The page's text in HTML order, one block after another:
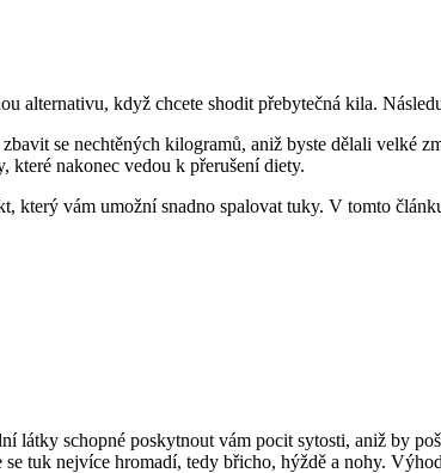
alternativu, když chcete shodit přebytečná kila.
se nechtěných kilogramů, aniž byste dělali velké
které nakonec vedou k přerušení diety.
který vám umožní snadno spalovat tuky. V tomto
látky schopné poskytnout vám pocit sytosti, aniž by
tuk nejvíce hromadí, tedy břicho, hýždě a nohy.